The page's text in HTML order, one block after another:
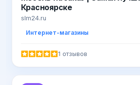
Красноярске
slm24.ru
Интернет-магазины
1 отзывов